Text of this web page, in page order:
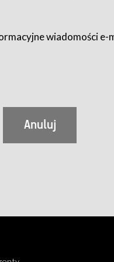
korzystania z
aplikacji Serwisu może być
wiadomości e-